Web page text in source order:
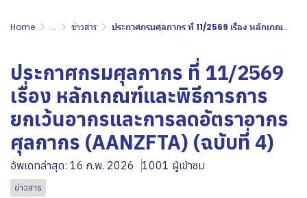
Home ... ข่าวสาร ประกาศกรมศุลกากร ที่ 11/2569 เรื่อง หลักเกณฑ์และพิธีการการยกเว้นอากรและการลดอัตราอากรศุลกากร (AANZFTA) (ฉบับที่ 4)
ประกาศกรมศุลกากร ที่ 11/2569
เรื่อง หลักเกณฑ์และพิธีการการ
ยกเว้นอากรและการลดอัตราอากร
ศุลกากร (AANZFTA) (ฉบับที่ 4)
อัพเดทล่าสุด: 16 ก.พ. 2026 1001 ผู้เข้าชม
ข่าวสาร